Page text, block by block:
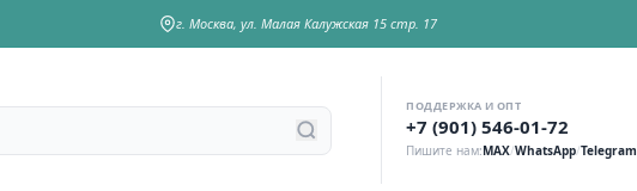
г. Москва, ул. Малая Калужская 15 стр. 17
ПОДДЕРЖКА И ОПТ
+7 (901) 546-01-72
Пишите нам:MAX/WhatsApp/Telegram